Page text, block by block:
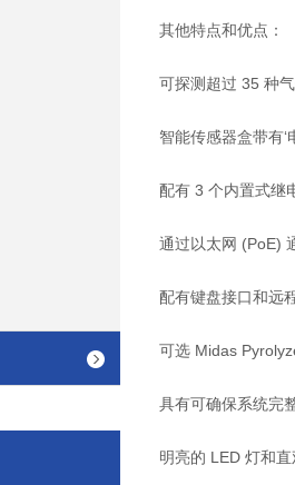
其他特点和优点：
可探测超过 35 种
智能传感器盒带有‘
配有 3 个内置式继
通过以太网 (PoE)
配有键盘接口和远
可选 Midas
具有可确保系统完
明亮的 LED 灯和